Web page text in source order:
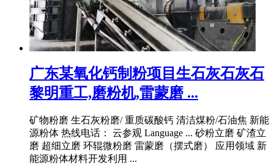
广东某氧化钙制粉项目生石灰石灰石
黎明重工,磨粉机,雷蒙磨 ...
矿物粉磨 生石灰粉磨/ 重质碳酸钙 清洁煤粉/石油焦 新能
源粉体 热线电话： 云参观 Language ... 砂粉立磨 矿渣立
磨 超细立磨 环辊微粉磨 雷蒙磨（摆式磨） 应用领域 新
能源粉体材料开发利用 ...